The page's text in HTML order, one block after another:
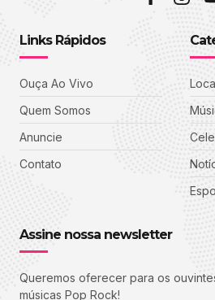
Links Rápidos
Ouça Ao Vivo
Quem Somos
Anuncie
Contato
Assine nossa newsletter
Queremos oferecer para os
músicas Pop Rock!